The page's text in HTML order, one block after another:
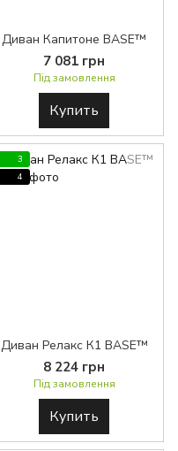
Диван Капитоне BASE™
7 081 грн
Під замовлення
Купить
3
4
Диван Релакс К1 BASE™
8 224 грн
Під замовлення
Купить